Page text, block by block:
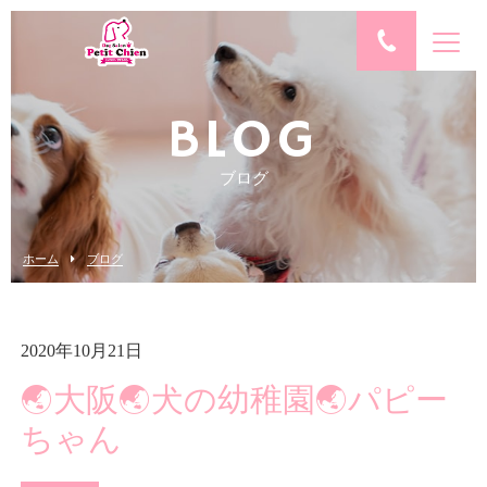
BLOG
ブログ
ホーム ブログ
2020年10月21日
🌏大阪🌏犬の幼稚園🌏パピー
ちゃん